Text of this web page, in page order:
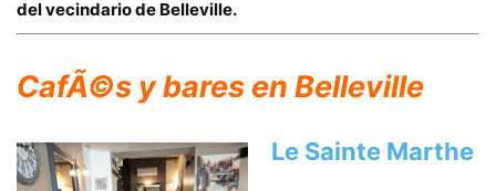
del vecindario de Belleville.
CafÃ©s y baresen Belleville
Le Sainte Marthe